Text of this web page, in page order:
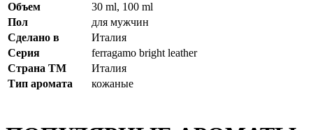
Объем
30 ml, 100 ml
Пол
для мужчин
Сделано в
Италия
Серия
ferragamo bright leather
Страна ТМ
Италия
Тип аромата
кожаные